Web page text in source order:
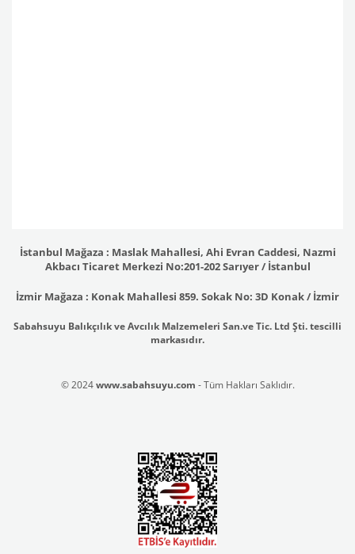
İstanbul Mağaza : Maslak Mahallesi, Ahi Evran Caddesi, Nazmi
Akbacı Ticaret Merkezi No:201-202 Sarıyer / İstanbul
İzmir Mağaza : Konak Mahallesi 859. Sokak No: 3D Konak / İzmir
Sabahsuyu Balıkçılık ve Avcılık Malzemeleri San.ve Tic. Ltd Şti. tescilli
markasıdır.
© 2024www.sabahsuyu.com - Tüm Hakları Saklıdır.